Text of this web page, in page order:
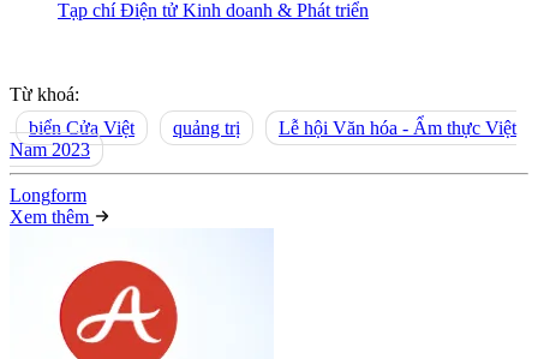
Tạp chí Điện tử Kinh doanh & Phát triển
Từ khoá:
biển Cửa Việt
quảng trị
Lễ hội Văn hóa - Ẩm thực Việt
Nam 2023
Longform
Xem thêm